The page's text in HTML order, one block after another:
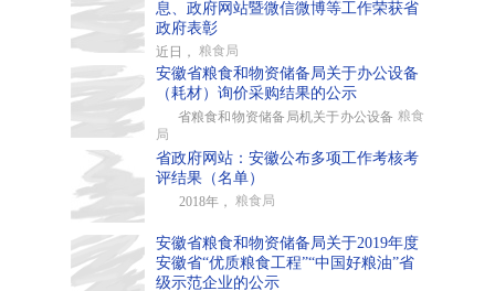
息、政府网站暨微信微博等工作荣获省
政府表彰
近日， 粮食局
安徽省粮食和物资储备局关于办公设备
（耗材）询价采购结果的公示
省粮食和物资储备局机关于办公设备 粮食
局
省政府网站：安徽公布多项工作考核考
评结果（名单）
2018年， 粮食局
安徽省粮食和物资储备局关于2019年度
安徽省“优质粮食工程”“中国好粮油”省
级示范企业的公示